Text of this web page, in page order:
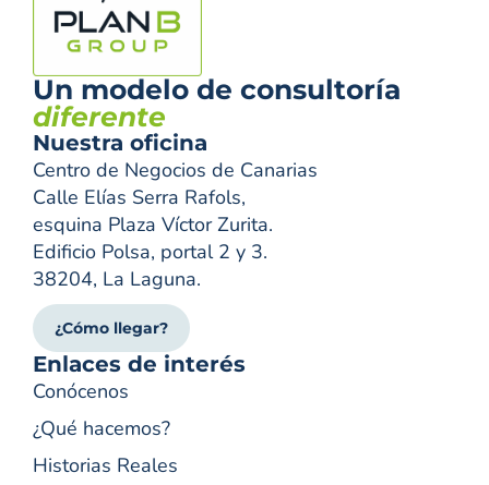
Un modelo de consultoría
diferente
Nuestra oficina
Centro de Negocios de Canarias
Calle Elías Serra Rafols,
esquina Plaza Víctor Zurita.
Edificio Polsa, portal 2 y 3.
38204, La Laguna.
¿Cómo llegar?
Enlaces de interés
Conócenos
¿Qué hacemos?
Historias Reales